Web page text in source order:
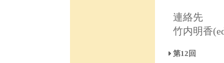
連絡先
竹内明香
第12回